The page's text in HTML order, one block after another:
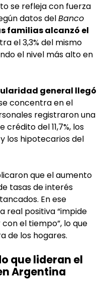
se refleja con fuerza
datos delBanco
familias alcanzó el
el 3,3% del mismo
el nivel más alto en
general llegó
concentra en el
registraron una
crédito del 11,7%, los
los hipotecarios del
que el aumento
tasas de interés
En ese
real positiva “impide
el tiempo”, lo que
de los hogares.
que lideran el
Argentina